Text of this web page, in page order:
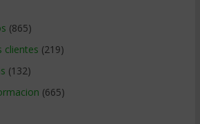
(865)
clientes (219)
(132)
(665)